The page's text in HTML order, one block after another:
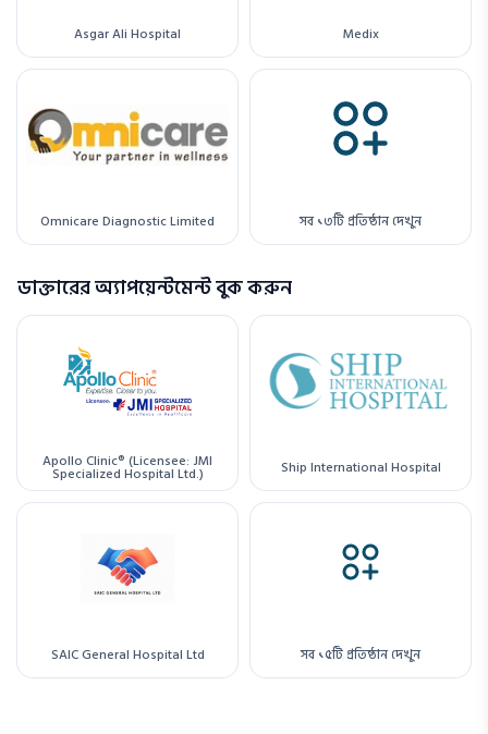
Asgar Ali Hospital Medix
Omnicare Diagnostic Limited সব ১৩টি প্রতিষ্ঠান দেখুন
ডাক্তারের অ্যাপয়েন্টমেন্ট বুক করুন
Apollo Clinic® (Licensee: JMI
Specialized Hospital Ltd.) Ship International Hospital
SAIC General Hospital Ltd সব ১৫টি প্রতিষ্ঠান দেখুন